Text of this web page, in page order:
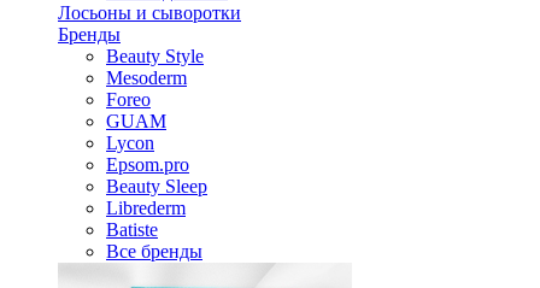
Лосьоны и сыворотки
Бренды
Beauty Style
Mesoderm
Foreo
GUAM
Lycon
Epsom.pro
Beauty Sleep
Librederm
Batiste
Все бренды